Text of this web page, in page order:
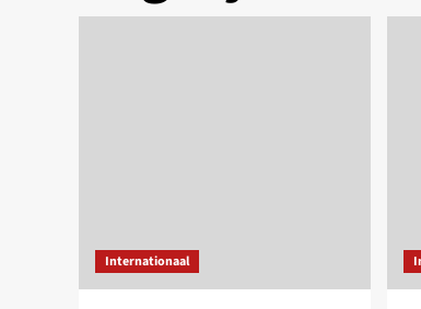
Internationaal